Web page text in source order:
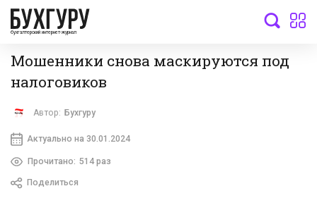
бухгалтерский интернет-журнал
Мошенники снова маскируются под
налоговиков
Автор: Бухгуру
Актуально на 30.01.2024
Прочитано: 514 раз
Поделиться